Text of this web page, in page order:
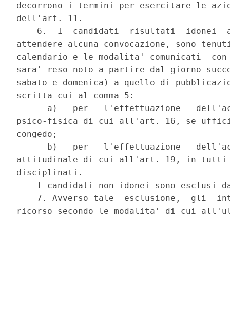
decorrono i termini per esercitare le
dell'art. 11.
6.  I  candidati  risultati  idonei
attendere alcuna convocazione, sono
calendario e le modalita' comunicati
sara' reso noto a partire dal giorno
sabato e domenica) a quello di
scritta cui al comma 5:
a)   per   l'effettuazione
psico-fisica di cui all'art. 16, se
congedo;
b)   per   l'effettuazione
attitudinale di cui all'art. 19, in tutti
disciplinati.
I candidati non idonei sono esclusi
7. Avverso tale  esclusione,  gli